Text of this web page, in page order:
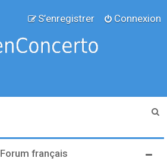
Connexion
S’enregistrer
Forum français